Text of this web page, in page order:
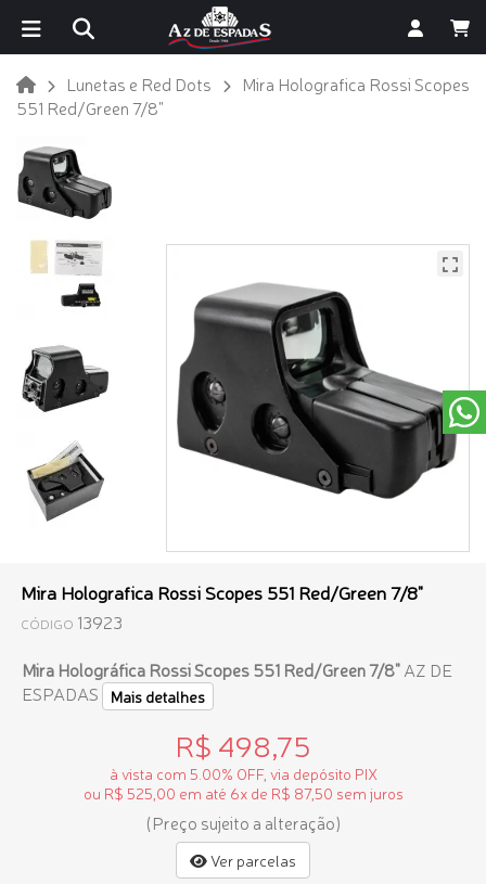
Lunetas e Red Dots
Mira Holografica Rossi Scopes
551 Red/Green 7/8"
Mira Holografica Rossi Scopes 551 Red/Green 7/8"
CÓDIGO 13923
Mira Holográfica Rossi Scopes 551 Red/Green 7/8"AZ DE
ESPADAS
Mais detalhes
R$ 498,75
à vista com 5.00% OFF, via depósito PIX
ou R$ 525,00 em até 6x de R$ 87,50 sem juros
(Preço sujeito a alteração)
Ver parcelas